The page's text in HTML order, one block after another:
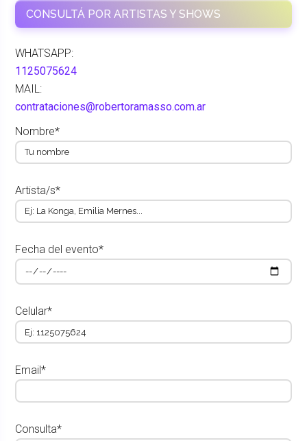
CONSULTÁ POR ARTISTAS Y SHOWS
WHATSAPP:
1125075624
MAIL:
contrataciones@robertoramasso.com.ar
Nombre*
Artista/s*
Fecha del evento*
Celular*
Email*
Consulta*